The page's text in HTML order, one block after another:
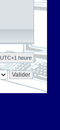
heure